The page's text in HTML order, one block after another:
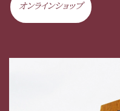
オンラインショップ